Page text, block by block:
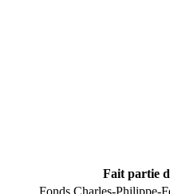
Fait partie
Fonds Charles-Philippe-